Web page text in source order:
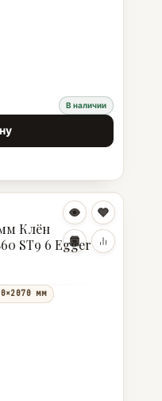
В наличии
Клён
ST9 6 Egger
мм